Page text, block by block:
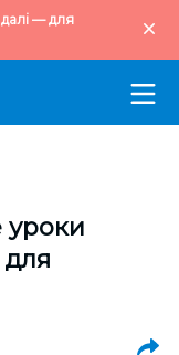
— для
уроки
для